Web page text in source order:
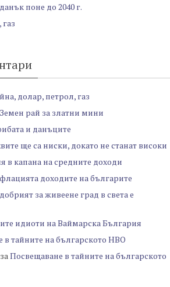
поне до 2040 г.
долар, петрол, газ
Земен рай за златни мини
и данъците
ще са ниски, докато не станат високи
в капана на средните доходи
доходите на българите
за живеене град в света е
идиоти на Ваймарска България
в тайните на българското НВО
заПосвещаване в тайните на българското